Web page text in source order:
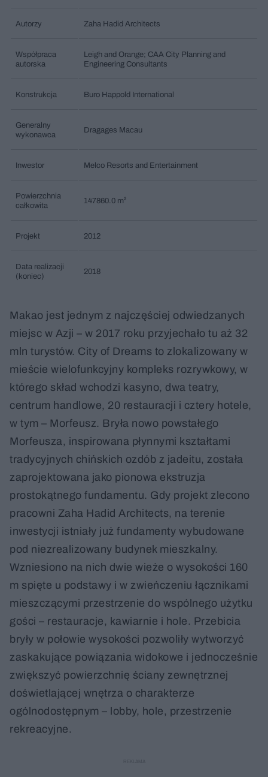
Autorzy Zaha Hadid Architects
Współpraca
autorska
Leigh and Orange; CAA City Planning and
Engineering Consultants
Konstrukcja Buro Happold International
Generalny
wykonawca
Dragages Macau
Inwestor Melco Resorts and Entertainment
Powierzchnia
całkowita
147860.0 m²
Projekt 2012
Data realizacji
(koniec)
2018
Makao jest jednym z najczęściej odwiedzanych
miejsc w Azji – w 2017 roku przyjechało tu aż 32
mln turystów. City of Dreams to zlokalizowany w
mieście wielofunkcyjny kompleks rozrywkowy, w
którego skład wchodzi kasyno, dwa teatry,
centrum handlowe, 20 restauracji i cztery hotele,
w tym – Morfeusz. Bryła nowo powstałego
Morfeusza, inspirowana płynnymi kształtami
tradycyjnych chińskich ozdób z jadeitu, została
zaprojektowana jako pionowa ekstruzja
prostokątnego fundamentu. Gdy projekt zlecono
pracowni Zaha Hadid Architects, na terenie
inwestycji istniały już fundamenty wybudowane
pod niezrealizowany budynek mieszkalny.
Wzniesiono na nich dwie wieże o wysokości 160
m spięte u podstawy i w zwieńczeniu łącznikami
mieszczącymi przestrzenie do wspólnego użytku
gości – restauracje, kawiarnie i hole. Przebicia
bryły w połowie wysokości pozwoliły wytworzyć
zaskakujące powiązania widokowe i jednocześnie
zwiększyć powierzchnię ściany zewnętrznej
doświetlającej wnętrza o charakterze
ogólnodostępnym – lobby, hole, przestrzenie
rekreacyjne.